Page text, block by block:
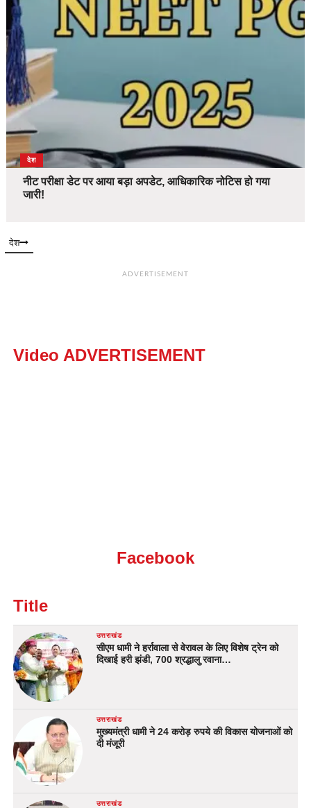
देश
नीट परीक्षा डेट पर आया बड़ा अपडेट, आधिकारिक नोटिस हो गया
जारी!
देश
ADVERTISEMENT
Video ADVERTISEMENT
Facebook
Title
उत्तराखंड
सीएम धामी ने हर्रावाला से वेरावल के लिए विशेष ट्रेन को
दिखाई हरी झंडी, 700 श्रद्धालु रवाना…
उत्तराखंड
मुख्यमंत्री धामी ने 24 करोड़ रुपये की विकास योजनाओं को
दी मंजूरी
उत्तराखंड